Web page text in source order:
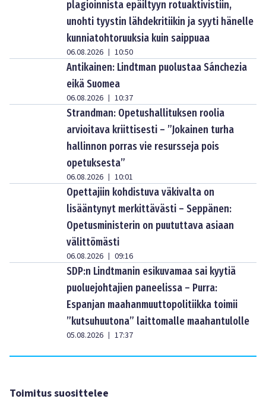
plagioinnista epäiltyyn rotuaktivistiin,
unohti tyystin lähdekritiikin ja syyti hänelle
kunniatohtoruuksia kuin saippuaa
06.08.2026 | 10:50
Antikainen: Lindtman puolustaa Sánchezia
eikä Suomea
06.08.2026 | 10:37
Strandman: Opetushallituksen roolia
arvioitava kriittisesti – ”Jokainen turha
hallinnon porras vie resursseja pois
opetuksesta”
06.08.2026 | 10:01
Opettajiin kohdistuva väkivalta on
lisääntynyt merkittävästi – Seppänen:
Opetusministerin on puututtava asiaan
välittömästi
06.08.2026 | 09:16
SDP:n Lindtmanin esikuvamaa sai kyytiä
puoluejohtajien paneelissa – Purra:
Espanjan maahanmuuttopolitiikka toimii
”kutsuhuutona” laittomalle maahantulolle
05.08.2026 | 17:37
Toimitus suosittelee